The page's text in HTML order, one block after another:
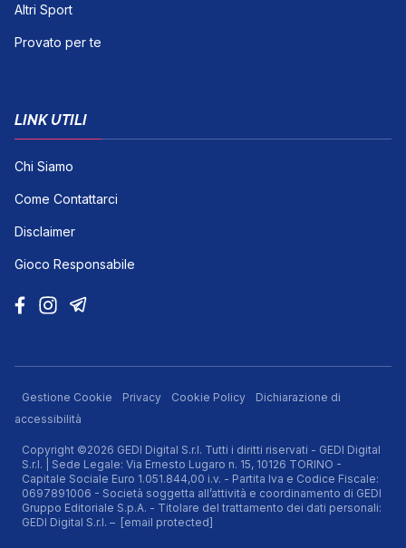
Altri Sport
Provato per te
LINK UTILI
Chi Siamo
Come Contattarci
Disclaimer
Gioco Responsabile
Gestione Cookie Privacy Cookie Policy
Dichiarazione di
accessibilità
Copyright ©2026 GEDI Digital S.r.l. Tutti i diritti riservati - GEDI Digital
S.r.l. | Sede Legale: Via Ernesto Lugaro n. 15, 10126 TORINO -
Capitale Sociale Euro 1.051.844,00 i.v. - Partita Iva e Codice Fiscale:
0697891006 - Società soggetta all’attività e coordinamento di GEDI
Gruppo Editoriale S.p.A. - Titolare del trattamento dei dati personali:
GEDI Digital S.r.l. – [email protected]